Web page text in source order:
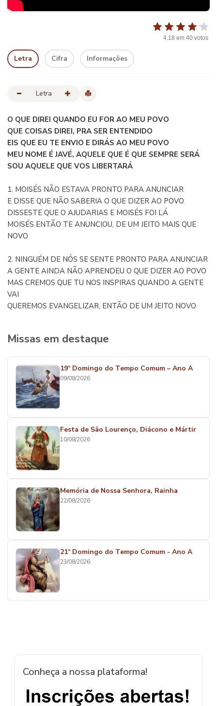
4.18 em 40 votos
Letra Cifra Informações
Letra
O QUE DIREI QUANDO EU FOR AO MEU POVO
QUE COISAS DIREI, PRA SER ENTENDIDO
EIS QUE EU TE ENVIO E DIRÁS AO MEU POVO
MEU NOME É JAVÉ, AQUELE QUE É QUE SEMPRE SERÁ
SOU AQUELE QUE VOS LIBERTARÁ
1. MOISÉS NÃO ESTAVA PRONTO PARA ANUNCIAR
E DISSE QUE NÃO SABERIA O QUE DIZER AO POVO
DISSESTE QUE O AJUDARIAS E MOISÉS FOI LÁ
MOISÉS ENTÃO TE ANUNCIOU, DE UM JEITO MAIS QUE
NOVO
2. NINGUÉM DE NÓS SE SENTE PRONTO PARA ANUNCIAR
A GENTE AINDA NÃO APRENDEU O QUE DIZER AO POVO
MAS CREMOS QUE TU NOS INSPIRAS QUANDO A GENTE
VAI
QUEREMOS EVANGELIZAR, ENTÃO DE UM JEITO NOVO
Missas em destaque
19º Domingo do Tempo Comum – Ano A
09/08/2026
Festa de São Lourenço, Diácono e Mártir
10/08/2026
Memória de Nossa Senhora, Rainha
22/08/2026
21º Domingo do Tempo Comum - Ano A
23/08/2026
Conheça a nossa plataforma!